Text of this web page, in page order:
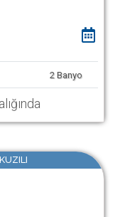
2 Banyo